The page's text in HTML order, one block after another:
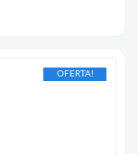
OFERTA!